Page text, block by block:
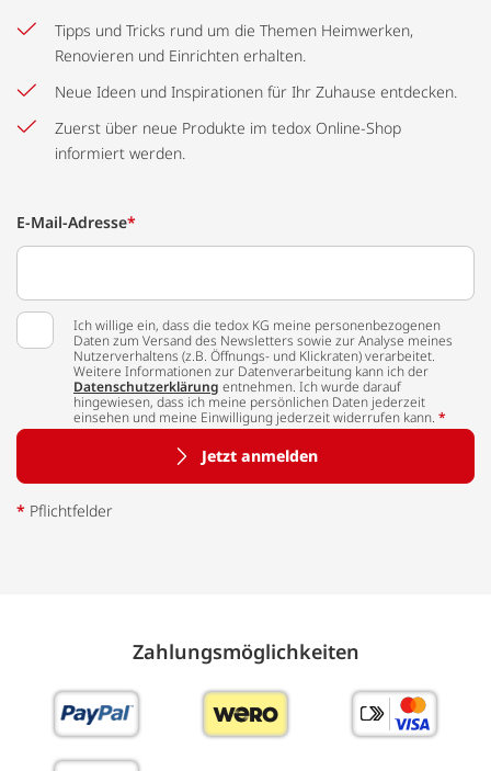
Tipps und Tricks rund um die Themen Heimwerken,
Renovieren und Einrichten erhalten.
Neue Ideen und Inspirationen für Ihr Zuhause entdecken.
Zuerst über neue Produkte im tedox Online-Shop
informiert werden.
E-Mail-Adresse*
Ich willige ein, dass die tedox KG meine personenbezogenen
Daten zum Versand des Newsletters sowie zur Analyse meines
Nutzerverhaltens (z.B. Öffnungs- und Klickraten) verarbeitet.
Weitere Informationen zur Datenverarbeitung kann ich der
Datenschutzerklärung entnehmen. Ich wurde darauf
hingewiesen, dass ich meine persönlichen Daten jederzeit
einsehen und meine Einwilligung jederzeit widerrufen kann. *
Jetzt anmelden
* Pflichtfelder
Zahlungs­möglich­keiten